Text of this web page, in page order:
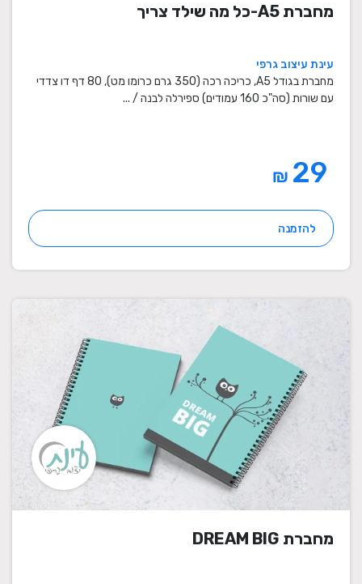
מחברת A5-כל מה שילד צריך
עינת עיצוב גרפי
מחברת בגודל A5, כריכה רכה (350 גרם כרומו מט), 80 דף דו צדדי
עם שורות (סה"כ 160 עמודים) ספירלה לבנה / ...
₪
להזמנה
מחברת DREAM BIG